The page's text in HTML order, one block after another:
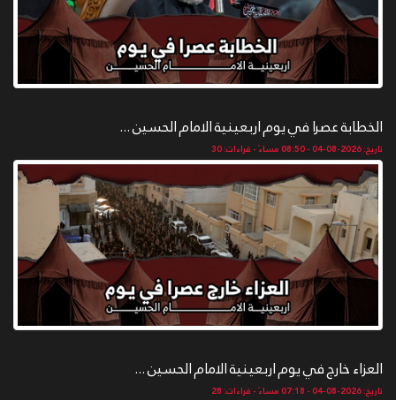
الخطابة عصرا في يوم اربعينية الامام الحسين ...
تاريخ: 2026-08-04 - 08:50 مساءً - قراءات: 30
العزاء خارج في يوم اربعينية الامام الحسين ...
تاريخ: 2026-08-04 - 07:18 مساءً - قراءات: 28